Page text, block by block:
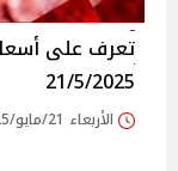
21/5/2025
الأربعاء 21/مايو/2025 - 11:10 ص